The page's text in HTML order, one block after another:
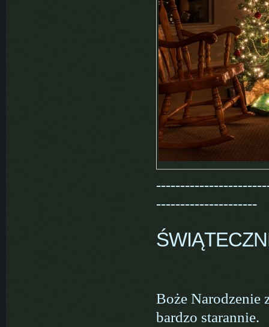
---------------------
Boże Narodzenie
bardzo starannie.